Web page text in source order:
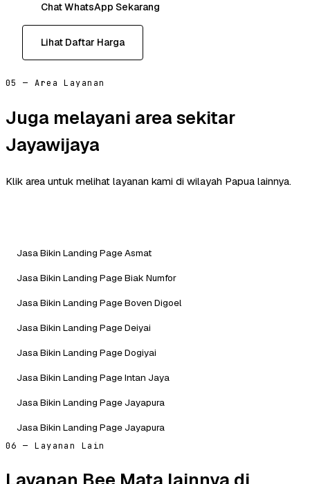
Chat WhatsApp Sekarang
Lihat Daftar Harga
05 — Area Layanan
Juga melayani area sekitar
Jayawijaya
Klik area untuk melihat layanan kami di wilayah Papua lainnya.
Jasa Bikin Landing Page Asmat
Jasa Bikin Landing Page Biak Numfor
Jasa Bikin Landing Page Boven Digoel
Jasa Bikin Landing Page Deiyai
Jasa Bikin Landing Page Dogiyai
Jasa Bikin Landing Page Intan Jaya
Jasa Bikin Landing Page Jayapura
Jasa Bikin Landing Page Jayapura
06 — Layanan Lain